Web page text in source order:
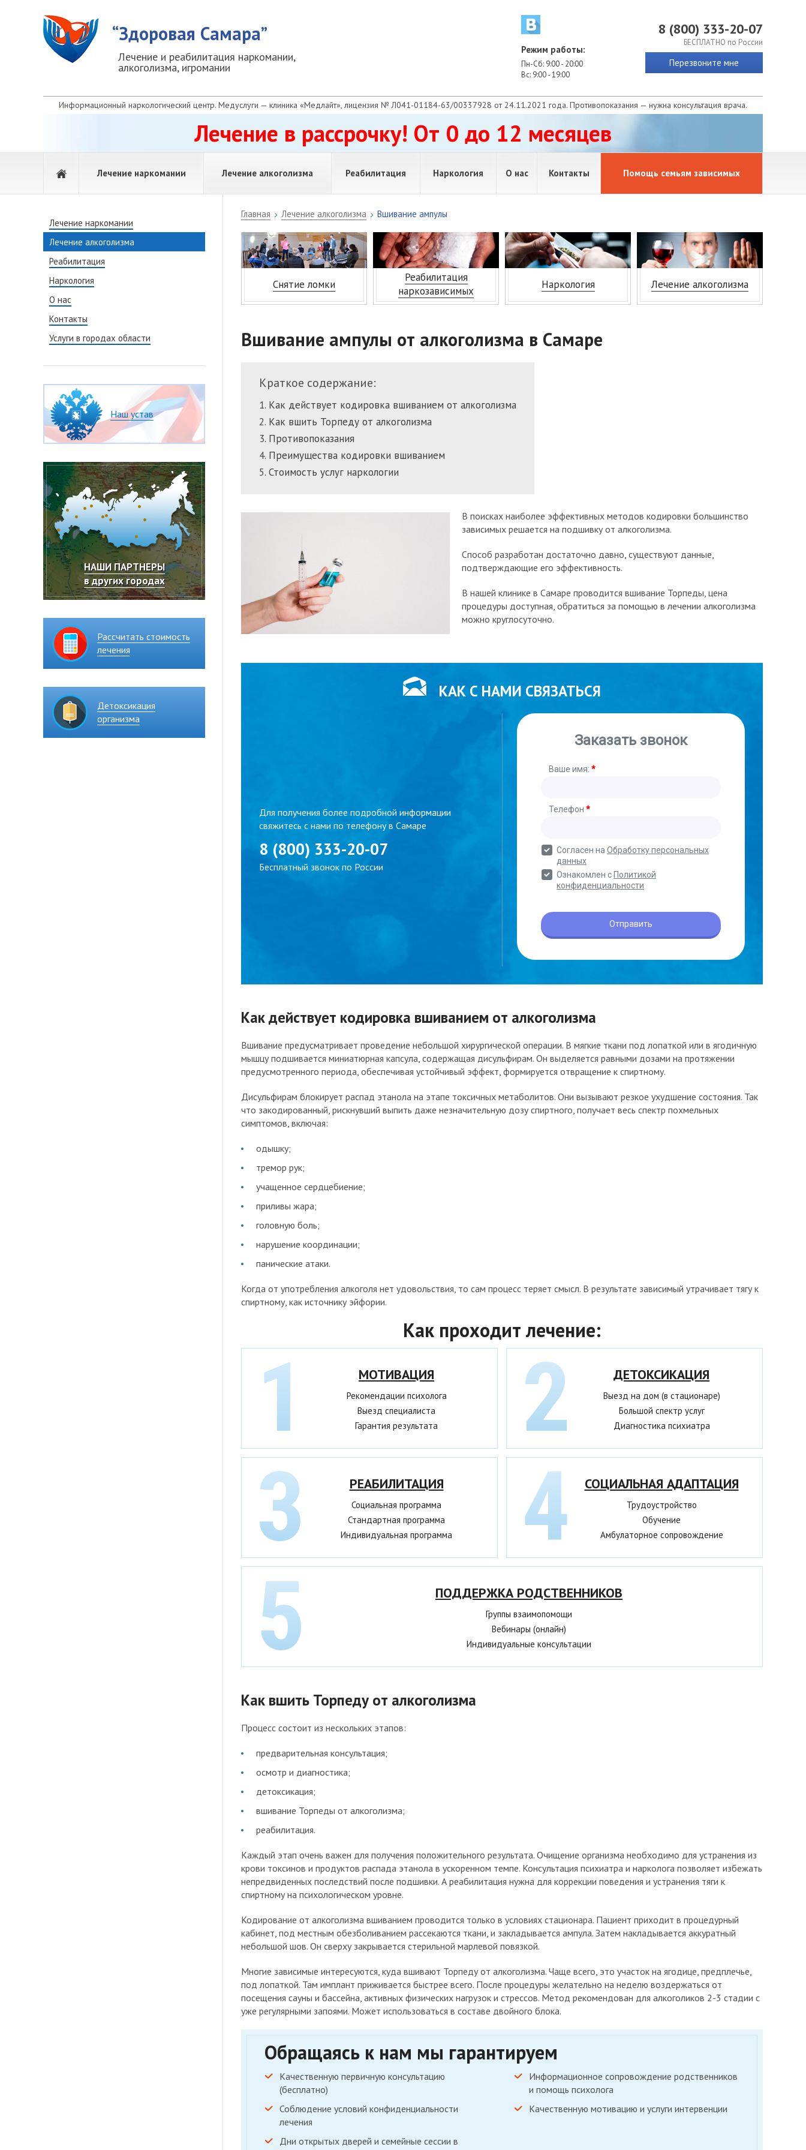
“Здоровая Самара”
Лечение и реабилитация наркомании,
алкоголизма, игромании
Режим работы:
Пн-Сб: 9:00 - 20:00
Вс: 9:00 - 19:00
8 (800) 333-20-07
БЕСПЛАТНО по России
Перезвоните мне
Информационный наркологический центр. Медуслуги — клиника «Медлайт», лицензия № Л041-01184-63/00337928 от 24.11.2021 года. Противопоказания — нужна консультация врача.
Лечение в рассрочку! От 0 до 12 месяцев
Лечение наркомании
Снятие ломки
Лечение алкоголизма
Вывод из запоя на дому
Капельница от запоя
Капельница от похмелья
Кодирование от алкоголизма
Консультация нарколога
Нарколог на дом
Реабилитация Наркология О нас
Благодарности
Результаты работы
Устав
Согласие на обработку персональных данных
Политика обработки персональных данных
Сотрудники
Контакты Помощь семьям зависимых
Лечение наркомании
Лечение алкоголизма
Реабилитация
Наркология
О нас
Контакты
Услуги в городах области
Наш устав
НАШИ ПАРТНЕРЫ
в других городах
Рассчитать стоимость
лечения
Детоксикация
организма
Главная Лечение алкоголизма Вшивание ампулы
Снятие ломки
Реабилитация
наркозависимых
Наркология Лечение алкоголизма
Вшивание ампулы от алкоголизма в Самаре
Краткое содержание:
Как действует кодировка вшиванием от алкоголизма
Как вшить Торпеду от алкоголизма
Противопоказания
Преимущества кодировки вшиванием
Стоимость услуг наркологии
В поисках наиболее эффективных методов кодировки большинство
зависимых решается на подшивку от алкоголизма.
Способ разработан достаточно давно, существуют данные,
подтверждающие его эффективность.
В нашей клинике в Самаре проводится вшивание Торпеды, цена
процедуры доступная, обратиться за помощью в лечении алкоголизма
можно круглосуточно.
КАК С НАМИ СВЯЗАТЬСЯ
Для получения более подробной информации
свяжитесь с нами по телефону в Самаре
8 (800) 333-20-07
Бесплатный звонок по России
Как действует кодировка вшиванием от алкоголизма
Вшивание предусматривает проведение небольшой хирургической операции. В мягкие ткани под лопаткой или в ягодичную
мышцу подшивается миниатюрная капсула, содержащая дисульфирам. Он выделяется равными дозами на протяжении
предусмотренного периода, обеспечивая устойчивый эффект, формируется отвращение к спиртному.
Дисульфирам блокирует распад этанола на этапе токсичных метаболитов. Они вызывают резкое ухудшение состояния. Так
что закодированный, рискнувший выпить даже незначительную дозу спиртного, получает весь спектр похмельных
симптомов, включая:
одышку;
тремор рук;
учащенное сердцебиение;
приливы жара;
головную боль;
нарушение координации;
панические атаки.
Когда от употребления алкоголя нет удовольствия, то сам процесс теряет смысл. В результате зависимый утрачивает тягу к
спиртному, как источнику эйфории.
Как проходит лечение:
МОТИВАЦИЯ
Рекомендации психолога
Выезд специалиста
Гарантия результата
ДЕТОКСИКАЦИЯ
Выезд на дом (в стационаре)
Большой спектр услуг
Диагностика психиатра
РЕАБИЛИТАЦИЯ
Социальная программа
Стандартная программа
Индивидуальная программа
СОЦИАЛЬНАЯ АДАПТАЦИЯ
Трудоустройство
Обучение
Амбулаторное сопровождение
ПОДДЕРЖКА РОДСТВЕННИКОВ
Группы взаимопомощи
Вебинары (онлайн)
Индивидуальные консультации
Как вшить Торпеду от алкоголизма
Процесс состоит из нескольких этапов:
предварительная консультация;
осмотр и диагностика;
детоксикация;
вшивание Торпеды от алкоголизма;
реабилитация.
Каждый этап очень важен для получения положительного результата. Очищение организма необходимо для устранения из
крови токсинов и продуктов распада этанола в ускоренном темпе. Консультация психиатра и нарколога позволяет избежать
непредвиденных последствий после подшивки. А реабилитация нужна для коррекции поведения и устранения тяги к
спиртному на психологическом уровне.
Кодирование от алкоголизма вшиванием проводится только в условиях стационара. Пациент приходит в процедурный
кабинет, под местным обезболиванием рассекаются ткани, и закладывается ампула. Затем накладывается аккуратный
небольшой шов. Он сверху закрывается стерильной марлевой повязкой.
Многие зависимые интересуются, куда вшивают Торпеду от алкоголизма. Чаще всего, это участок на ягодице, предплечье,
под лопаткой. Там имплант приживается быстрее всего. После процедуры желательно на неделю воздержаться от
посещения сауны и бассейна, активных физических нагрузок и стрессов. Метод рекомендован для алкоголиков 2-3 стадии с
уже регулярными запоями. Может использоваться в составе двойного блока.
Обращаясь к нам мы гарантируем
Качественную первичную консультацию
(бесплатно)
Соблюдение условий конфиденциальности
лечения
Дни открытых дверей и семейные сессии в
Информационное сопровождение родственников
и помощь психолога
Качественную мотивацию и услуги интервенции